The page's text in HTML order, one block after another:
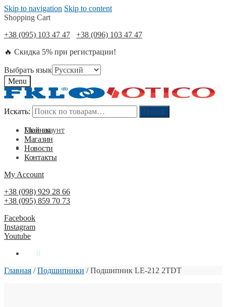
Skip to navigation Skip to content
Shopping Cart
+38 (095) 103 47 47
+38 (096) 103 47 47
🔥 Скидка 5% при регистрации!
Выбрать язык
Menu
Искать: Поиск
Мой акаунт
0₴ 0
Искать: Поиск
Главная
Магазин
Новости
Контакты
My Account
+38 (098) 929 28 66
+38 (095) 859 70 73
Facebook
Instagram
Youtube
0
Главная /Подшипники /Подшипник LE-212 2TDT